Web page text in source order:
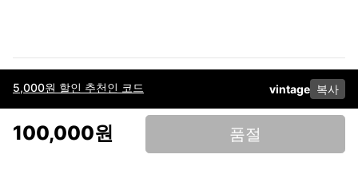
5,000원 할인 추천인 코드 vintage 복사
100,000원 품절
이용약관고객센터판매개인정보 처리방침사업자 정보다운로드